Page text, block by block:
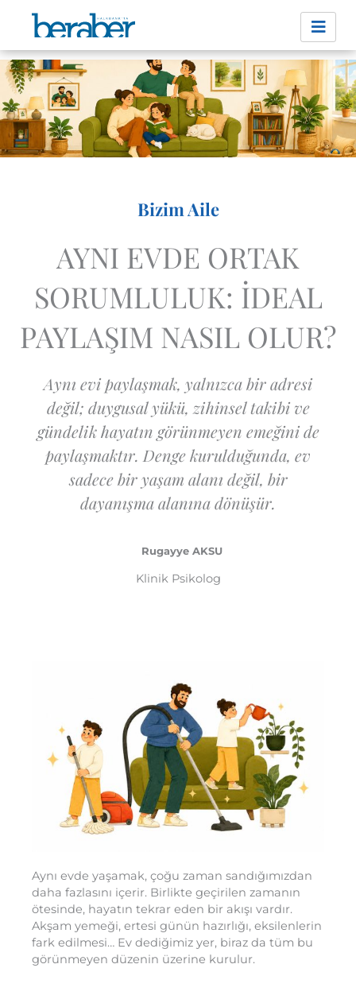
Bizim Aile
AYNI EVDE ORTAK
SORUMLULUK: İDEAL
PAYLAŞIM NASIL OLUR?
Aynı evi paylaşmak, yalnızca bir adresi
değil; duygusal yükü, zihinsel takibi ve
gündelik hayatın görünmeyen emeğini de
paylaşmaktır. Denge kurulduğunda, ev
sadece bir yaşam alanı değil, bir
dayanışma alanına dönüşür.
Rugayye AKSU
Klinik Psikolog
Aynı evde yaşamak, çoğu zaman sandığımızdan
daha fazlasını içerir. Birlikte geçirilen zamanın
ötesinde, hayatın tekrar eden bir akışı vardır.
Akşam yemeği, ertesi günün hazırlığı, eksilenlerin
fark edilmesi… Ev dediğimiz yer, biraz da tüm bu
görünmeyen düzenin üzerine kurulur.